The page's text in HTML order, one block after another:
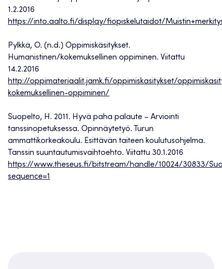
1.2.2016
https://into.aalto.fi/display/fiopiskelutaidot/
Pylkkä, O. (n.d.) Oppimiskäsitykset.
Humanistinen/kokemuksellinen oppiminen. Viitattu
14.2.2016
http://oppimateriaalit.jamk.fi/oppimiskasitykset/
kokemuksellinen-oppiminen/
Suopelto, H. 2011. Hyvä paha palaute – Arviointi
tanssinopetuksessa. Opinnäytetyö. Turun
ammattikorkeakoulu. Esittävän taiteen koulutusohjelma.
Tanssin suuntautumisvaihtoehto. Viitattu 30.1.2016
https://www.theseus.fi/bitstream/handle/10024/30833/
sequence=1